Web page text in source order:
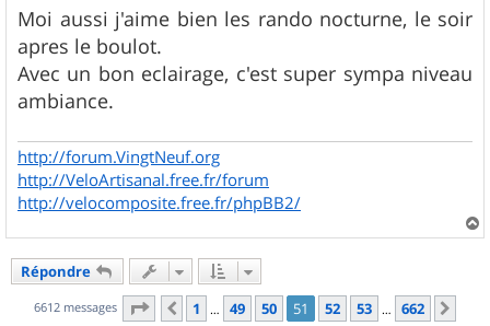
s
s
a
g
e
Moi aussi j'aime bien les rando nocturne, le soir
apres le boulot.
Avec un bon eclairage, c'est super sympa niveau
ambiance.
http://forum.VingtNeuf.org
http://VeloArtisanal.free.fr/forum
http://velocomposite.free.fr/phpBB2/
a
Répondre
6612 messages Page 51 sur662
Précédent
1 … 49 50 51 52 53 … 662